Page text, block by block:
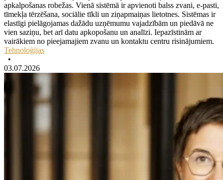
apkalpošanas robežas. Vienā sistēmā ir apvienoti balss zvani, e-pasti,
tīmekļa tērzēšana, sociālie tīkli un ziņapmaiņas lietotnes. Sistēmas ir
elastīgi pielāgojamas dažādu uzņēmumu vajadzībām un piedāvā ne
vien saziņu, bet arī datu apkopošanu un analīzi. Iepazīstinām ar
vairākiem no pieejamajiem zvanu un kontaktu centru risinājumiem.
Tehnoloģijas
•
03.07.2026